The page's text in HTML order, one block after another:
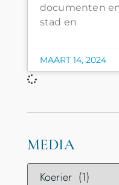
MEDIA
documenten
stad en
MAART 14, 2024